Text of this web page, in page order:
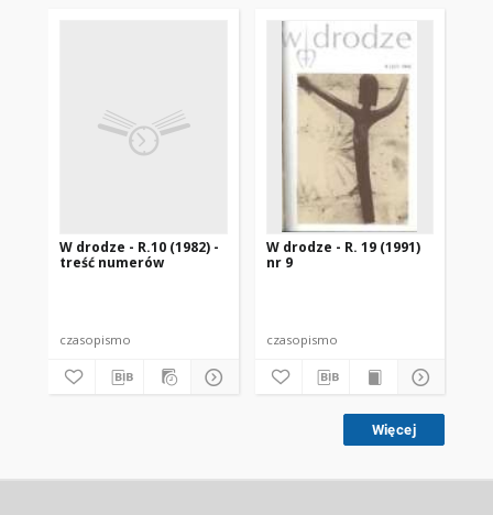
W drodze - R.10 (1982) -
treść numerów
czasopismo
W drodze - R. 19 (1991)
nr 9
czasopismo
Więcej